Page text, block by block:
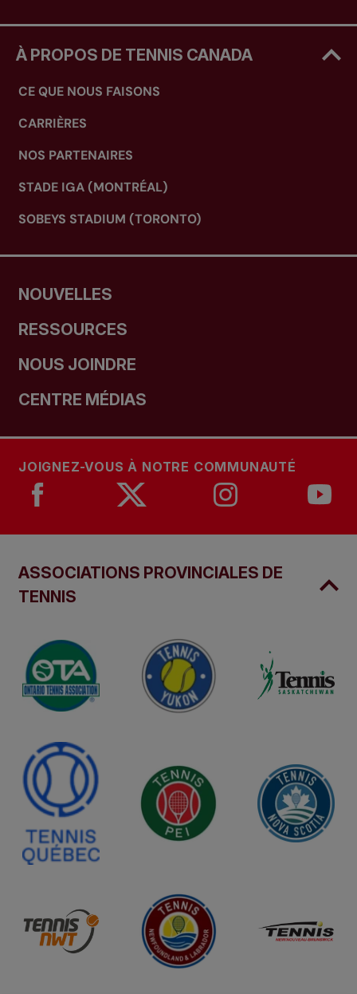
À PROPOS DE TENNIS CANADA
CE QUE NOUS FAISONS
CARRIÈRES
NOS PARTENAIRES
STADE IGA (MONTRÉAL)
SOBEYS STADIUM (TORONTO)
NOUVELLES
RESSOURCES
NOUS JOINDRE
CENTRE MÉDIAS
JOIGNEZ-VOUS À NOTRE COMMUNAUTÉ
ASSOCIATIONS PROVINCIALES DE
TENNIS